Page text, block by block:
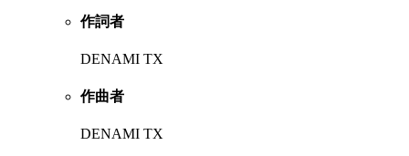
作詞者
DENAMI TX
作曲者
DENAMI TX